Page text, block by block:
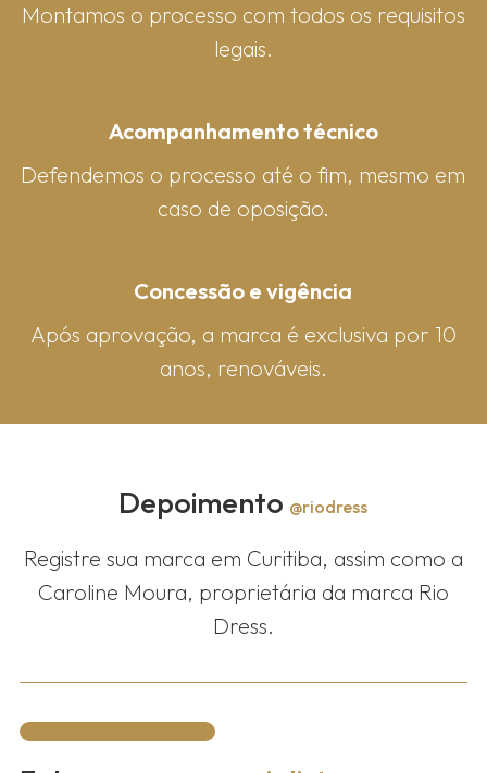
Montamos o processo com todos os requisitos
legais.
Acompanhamento técnico
Defendemos o processo até o fim, mesmo em
caso de oposição.
Concessão e vigência
Após aprovação, a marca é exclusiva por 10
anos, renováveis.
Depoimento @riodress
Registre sua marca em Curitiba, assim como a
Caroline Moura, proprietária da marca Rio
Dress.